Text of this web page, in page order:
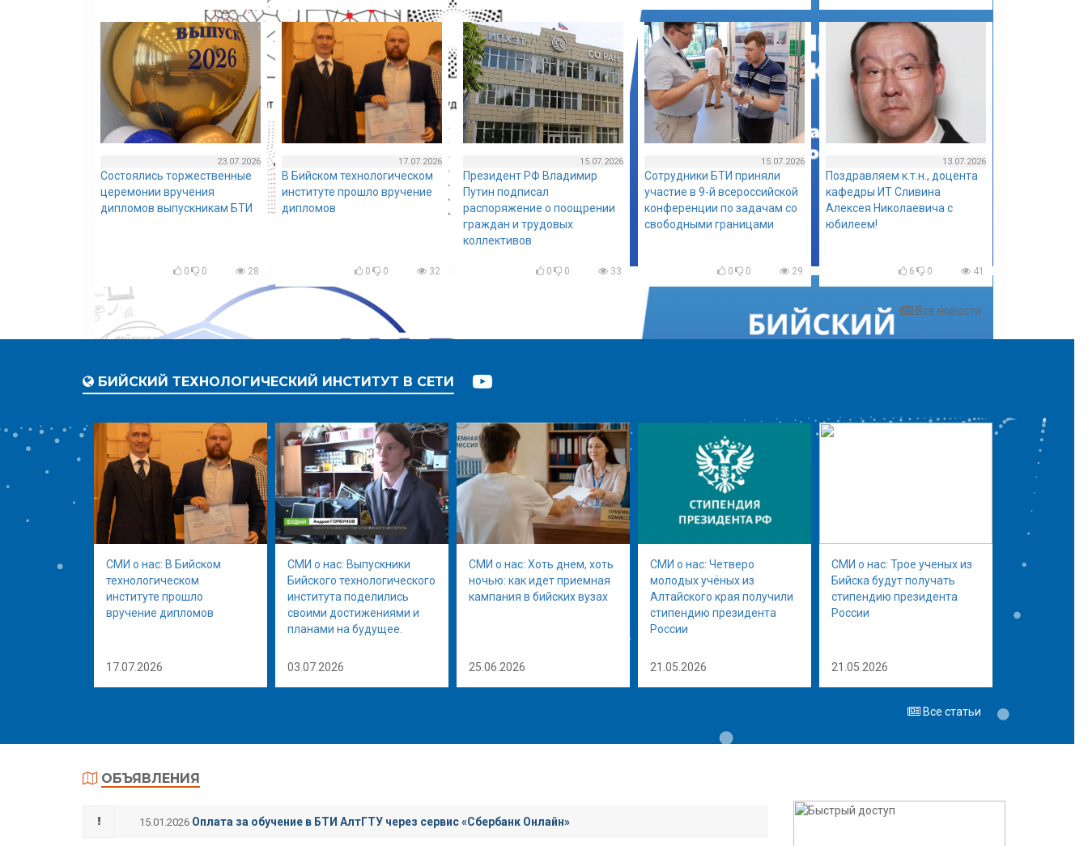
23.07.2026
Состоялись торжественные
церемонии вручения
дипломов выпускникам БТИ
0 0 28
17.07.2026
В Бийском технологическом
институте прошло вручение
дипломов
0 0 32
15.07.2026
Президент РФ Владимир
Путин подписал
распоряжение о поощрении
граждан и трудовых
коллективов
0 0 33
15.07.2026
Сотрудники БТИ приняли
участие в 9-й всероссийской
конференции по задачам со
свободными границами
0 0 29
13.07.2026
Поздравляем к.т.н., доцента
кафедры ИТ Сливина
Алексея Николаевича с
юбилеем!
6 0 41
Все новости
БИЙСКИЙ ТЕХНОЛОГИЧЕСКИЙ ИНСТИТУТ В СЕТИ
СМИ о нас: В Бийском
технологическом
институте прошло
вручение дипломов
17.07.2026
СМИ о нас: Выпускники
Бийского технологического
института поделились
своими достижениями и
планами на будущее.
03.07.2026
СМИ о нас: Хоть днем, хоть
ночью: как идет приемная
кампания в бийских вузах
25.06.2026
СМИ о нас: Четверо
молодых учёных из
Алтайского края получили
стипендию президента
России
21.05.2026
СМИ о нас: Трое ученых из
Бийска будут получать
стипендию президента
России
21.05.2026
Все статьи
ОБЪЯВЛЕНИЯ
15.01.2026 Оплата за обучение в БТИ АлтГТУ через сервис «Сбербанк Онлайн»